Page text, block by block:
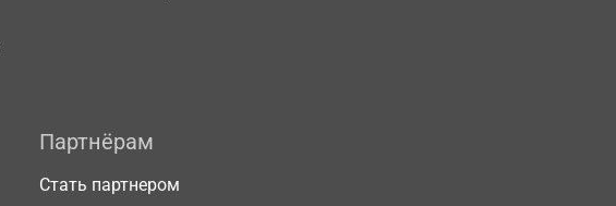
Партнёрам
Стать партнером